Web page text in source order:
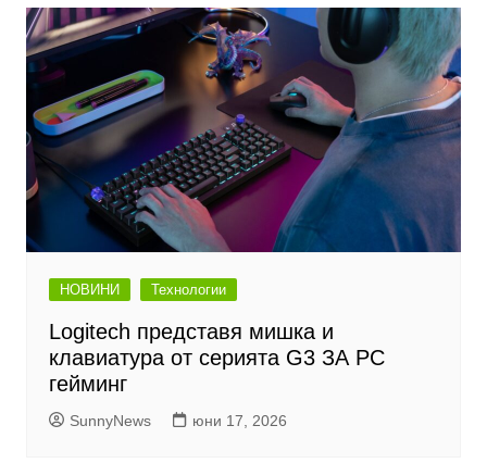
НОВИНИ Технологии
Logitech представя мишка и
клавиатура от серията G3 ЗА PC
гейминг
SunnyNews юни 17, 2026